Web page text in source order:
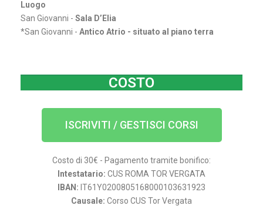
Luogo
San Giovanni - Sala D’Elia
*San Giovanni - Antico Atrio - situato al piano terra
COSTO
ISCRIVITI / GESTISCI CORSI
Costo di 30€ - Pagamento tramite bonifico:
Intestatario: CUS ROMA TOR VERGATA
​IBAN: IT61Y0200805168000103631923
Causale: Corso CUS Tor Vergata